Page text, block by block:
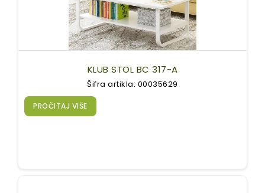
KLUB STOL BC 317-A
Šifra artikla: 00035629
PROČITAJ VIŠE